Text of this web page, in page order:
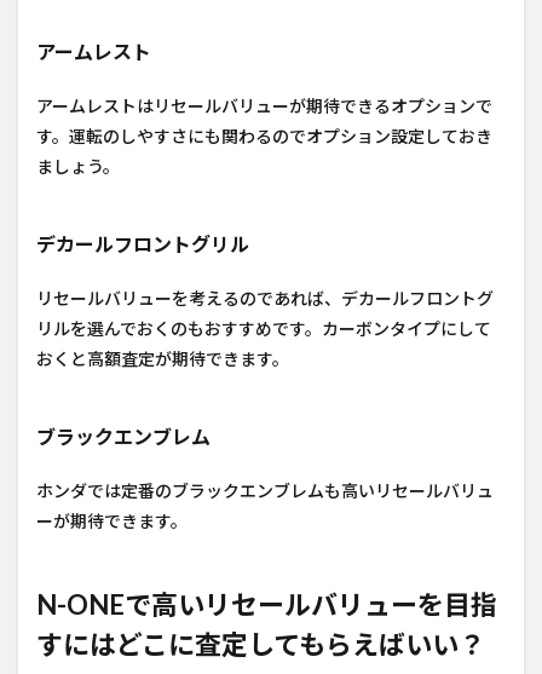
アームレスト
アームレストはリセールバリューが期待できるオプションで
す。運転のしやすさにも関わるのでオプション設定しておき
ましょう。
デカールフロントグリル
リセールバリューを考えるのであれば、デカールフロントグ
リルを選んでおくのもおすすめです。カーボンタイプにして
おくと高額査定が期待できます。
ブラックエンブレム
ホンダでは定番のブラックエンブレムも高いリセールバリュ
ーが期待できます。
N-ONEで高いリセールバリューを目指
すにはどこに査定してもらえばいい？